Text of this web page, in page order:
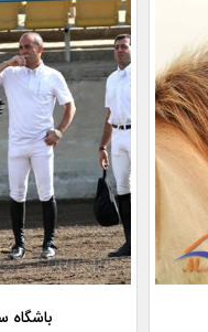
باشگاه